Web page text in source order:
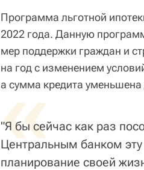
Программа льготной
2022 года. Данную
мер поддержки граждан и
на год с изменением
а сумма кредита
«
"Я бы сейчас как раз
Центральным банком
планирование своей